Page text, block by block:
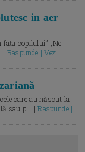
in aer
copilului.” „Ne
| Raspunde | Vezi
care au născut la
sau p... |Raspunde |